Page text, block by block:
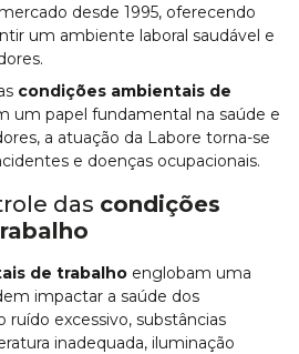
desde 1995, oferecendo
um ambiente laboral saudável e
condições ambientais de
um papel fundamental na saúde e
a atuação da Labore torna-se
e doenças ocupacionais.
das condições
de trabalho englobam uma
impactar a saúde dos
ruído excessivo, substâncias
inadequada, iluminação